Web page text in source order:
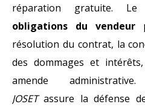
réparation gratuite.
obligations du vendeur
résolution du contrat, la
des dommages et
amende administrative.
JOSETassure la défense